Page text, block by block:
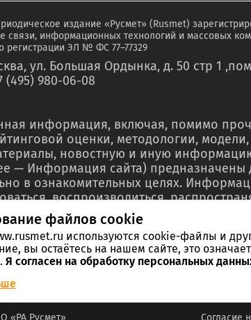
издание «Русмет» (Rusmet)
связи, информационных технологий и массовых
регистрации ЭЛ № ФС 77–77329
ул. Большая Ордынка, д. 50 стр 1
(495) 980-06-08
информация, включая, помимо
оценки, методологии,
новостную и иную
— Информация сайта) предназначены
в ознакомительных целях.
воспроизводиться,
ни полностью, ни частично в
по связям с общественностью, в
или отчетах без предварительного
– ООО «РА Русмет» и ссылки на
в нарушение указанных требований и
«РА Русмет» Согласие
файлов cookie
используются cookie-файлы и
вы остаётесь на нашем сайте, это
Я согласен на обработку персональных